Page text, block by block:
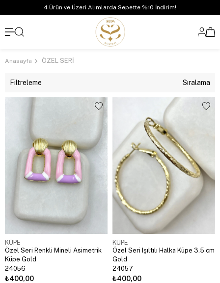
4 Ürün ve Üzeri Alımlarda Sepette %10 İndirim!
Anasayfa ÖZEL SERİ
Filtreleme Sıralama
KÜPE
Özel Seri Renkli Mineli Asimetrik
Küpe Gold
24056
₺400,00
KÜPE
Özel Seri Işıltılı Halka Küpe 3.5 cm
Gold
24057
₺400,00